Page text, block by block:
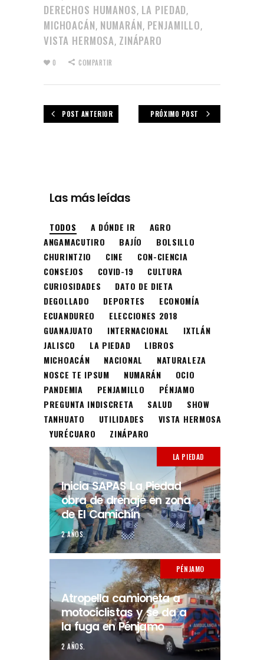
DERECHOS HUMANOS, LA PIEDAD,
MICHOACÁN, NUMARÁN, PENJAMILLO,
VISTA HERMOSA, ZINÁPARO
0 COMPARTIR
POST ANTERIOR PRÓXIMO POST
Las más leídas
TODOS A DÓNDE IR
AGRO
ANGAMACUTIRO
BAJÍO
BOLSILLO
CHURINTZIO
CINE
CON-CIENCIA
CONSEJOS
COVID-19
CULTURA
CURIOSIDADES
DATO DE DIETA
DEGOLLADO
DEPORTES
ECONOMÍA
ECUANDUREO
ELECCIONES 2018
GUANAJUATO
INTERNACIONAL
IXTLÁN
JALISCO
LA PIEDAD
LIBROS
MICHOACÁN
NACIONAL
NATURALEZA
NOSCE TE IPSUM
NUMARÁN
OCIO
PANDEMIA
PENJAMILLO
PÉNJAMO
PREGUNTA INDISCRETA
SALUD
SHOW
TANHUATO
UTILIDADES
VISTA HERMOSA
YURÉCUARO
ZINÁPARO
LA PIEDAD
Inicia SAPAS La Piedad
obra de drenaje en zona
de El Camichín
2 AÑOS.
PÉNJAMO
Atropella camioneta a
motociclistas y se da a
la fuga en Pénjamo
2 AÑOS.